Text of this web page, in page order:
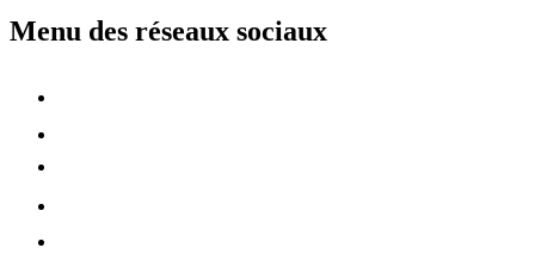
Menu des réseaux sociaux